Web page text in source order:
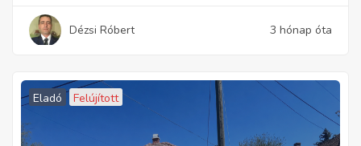
Dézsi Róbert 3 hónap óta
Eladó Felújított